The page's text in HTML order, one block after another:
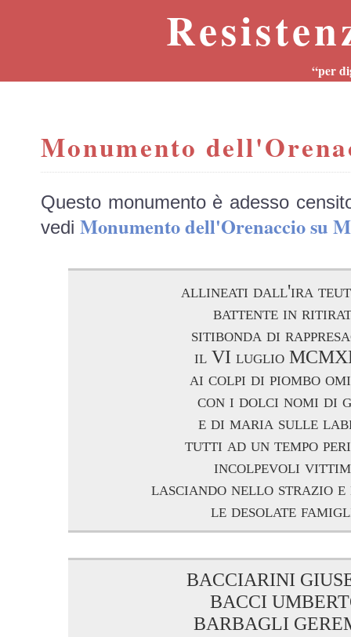
“per
Monumento
Questo monumento è adesso
vedi Monumento dell'Orenaccio su
allineati dall'ira
battente in
sitibonda di
il VI luglio
ai colpi di piombo
con i dolci nomi di
e di maria sulle
tutti ad un tempo
incolpevoli
lasciando nello strazio
le desolate
BACCIARINI
BACCI
BARBAGLI